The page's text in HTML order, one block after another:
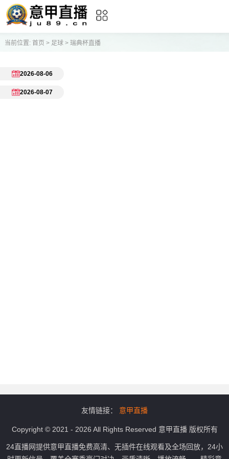
当前位置: 首页 > 足球> 瑞典杯直播
2026-08-06
2026-08-07
友情链接： 意甲直播
Copyright © 2021 - 2026 All Rights Reserved 意甲直播 版权所有
24直播网提供意甲直播免费高清、无插件在线观看及全场回放，24小